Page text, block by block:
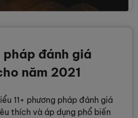
pháp đánh giá
năm 2021
11+ phương pháp đánh giá
thích và áp dụng phổ biến